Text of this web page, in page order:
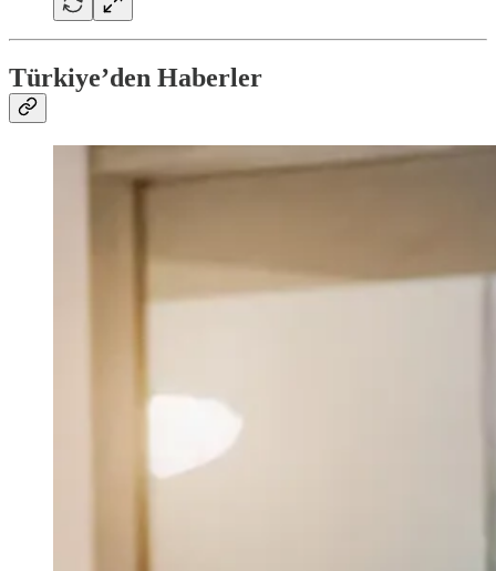
Türkiye’den Haberler